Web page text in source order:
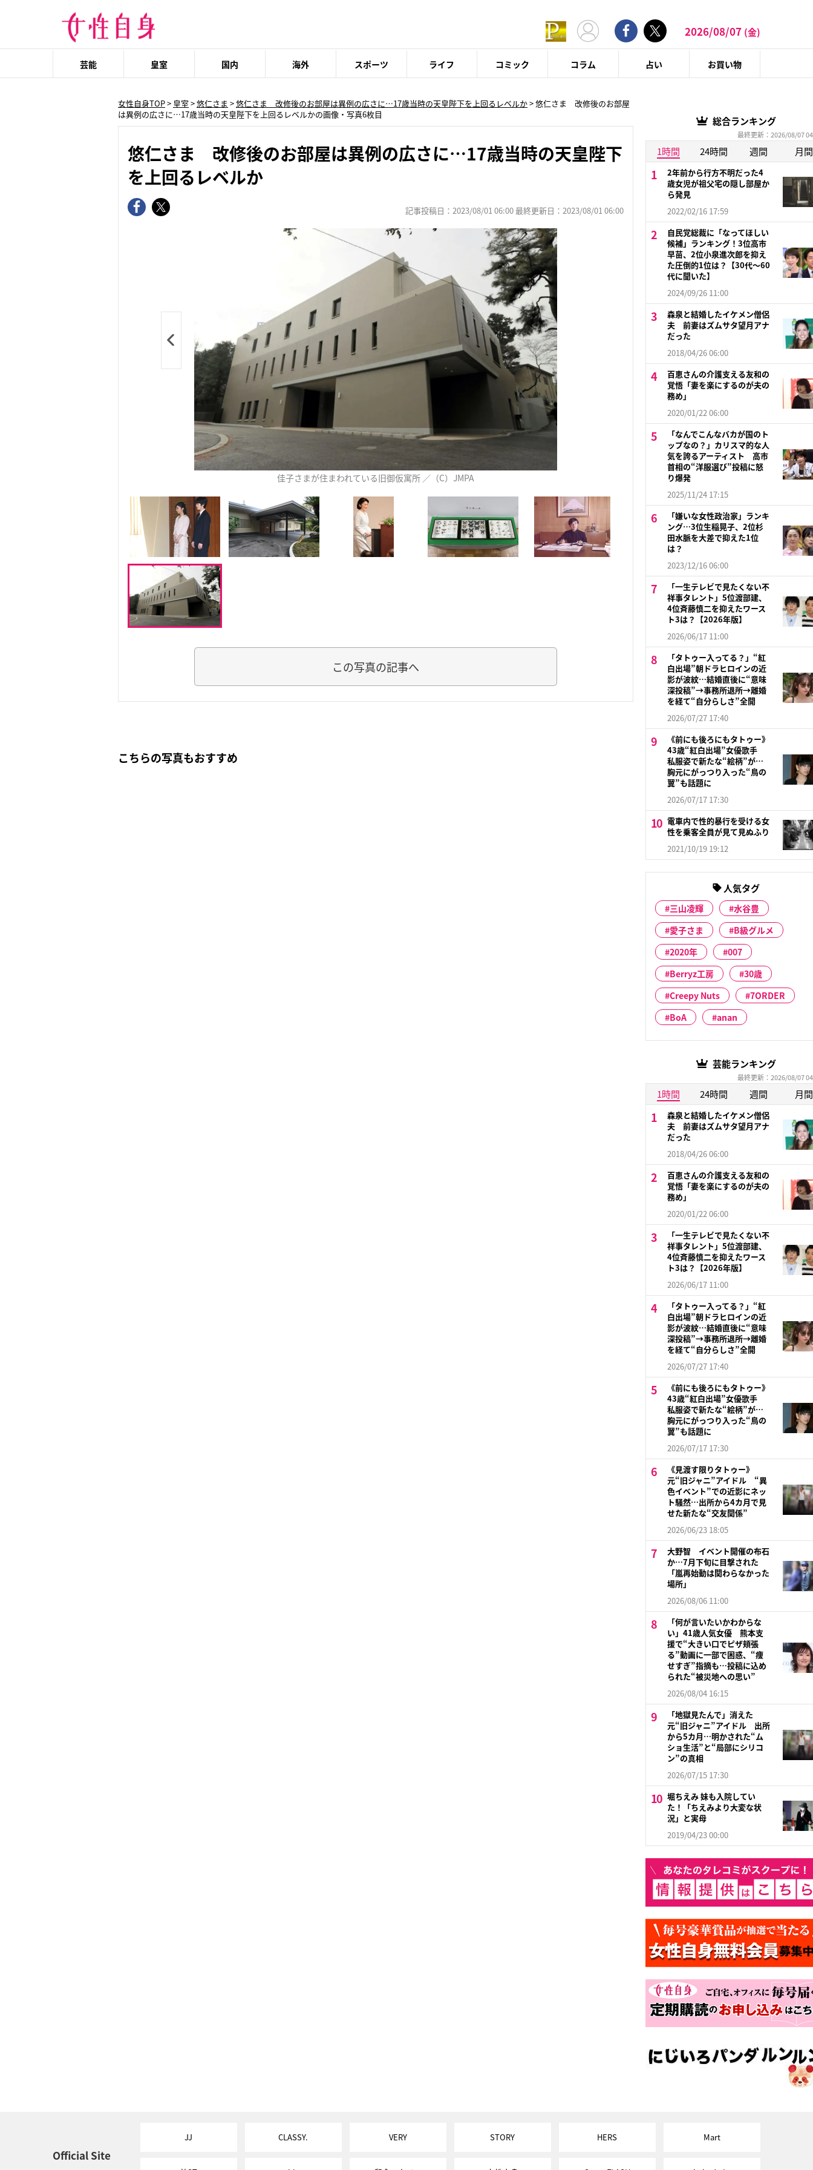
2026/08/07 (金)
芸能 皇室 国内 海外 スポーツ ライフ コミック コラム 占い お買い物
女性自身TOP> 皇室>悠仁さま >悠仁さま 改修後のお部屋は異例の広さに…17歳当時の天皇陛下を上回るレベルか>悠仁さま 改修後のお部屋
は異例の広さに…17歳当時の天皇陛下を上回るレベルかの画像・写真6枚目
悠仁さま 改修後のお部屋は異例の広さに…17歳当時の天皇陛下
を上回るレベルか
記事投稿日：2023/08/01 06:00 最終更新日：2023/08/01 06:00
佳子さまが住まわれている旧御仮寓所 ／（C）JMPA
この写真の記事へ
こちらの写真もおすすめ
総合ランキング
最終更新：2026/08/07
1時間 24時間 週間 月間
2年前から行方不明だった4
歳女児が祖父宅の隠し部屋か
ら発見
2022/02/16 17:59
自民党総裁に「なってほしい
候補」ランキング！3位高市
早苗、2位小泉進次郎を抑え
た圧倒的1位は？【30代〜60
代に聞いた】
2024/09/26 11:00
森泉と結婚したイケメン僧侶
夫 前妻はズムサタ望月アナ
だった
2018/04/26 06:00
百恵さんの介護支える友和の
覚悟「妻を楽にするのが夫の
務め」
2020/01/22 06:00
「なんでこんなバカが国のト
ップなの？」カリスマ的な人
気を誇るアーティスト 高市
首相の“洋服選び”投稿に怒
り爆発
2025/11/24 17:15
「嫌いな女性政治家」ランキ
ング…3位生稲晃子、2位杉
田水脈を大差で抑えた1位
は？
2023/12/16 06:00
「一生テレビで見たくない不
祥事タレント」5位渡部建、
4位斉藤慎二を抑えたワース
ト3は？【2026年版】
2026/06/17 11:00
「タトゥー入ってる？」“紅
白出場”朝ドラヒロインの近
影が波紋…結婚直後に“意味
深投稿”→事務所退所→離婚
を経て“自分らしさ”全開
2026/07/27 17:40
《前にも後ろにもタトゥー》
43歳“紅白出場”女優歌手
私服姿で新たな“絵柄”が…
胸元にがっつり入った“鳥の
翼”も話題に
2026/07/17 17:30
電車内で性的暴行を受ける女
性を乗客全員が見て見ぬふり
2021/10/19 19:12
人気タグ
三山凌輝
水谷豊
愛子さま
B級グルメ
2020年
007
Berryz工房
30歳
Creepy Nuts
7ORDER
BoA
anan
芸能ランキング
最終更新：2026/08/07
1時間 24時間 週間 月間
森泉と結婚したイケメン僧侶
夫 前妻はズムサタ望月アナ
だった
2018/04/26 06:00
百恵さんの介護支える友和の
覚悟「妻を楽にするのが夫の
務め」
2020/01/22 06:00
「一生テレビで見たくない不
祥事タレント」5位渡部建、
4位斉藤慎二を抑えたワース
ト3は？【2026年版】
2026/06/17 11:00
「タトゥー入ってる？」“紅
白出場”朝ドラヒロインの近
影が波紋…結婚直後に“意味
深投稿”→事務所退所→離婚
を経て“自分らしさ”全開
2026/07/27 17:40
《前にも後ろにもタトゥー》
43歳“紅白出場”女優歌手
私服姿で新たな“絵柄”が…
胸元にがっつり入った“鳥の
翼”も話題に
2026/07/17 17:30
《見渡す限りタトゥー》
元“旧ジャニ”アイドル “異
色イベント”での近影にネッ
ト騒然…出所から4カ月で見
せた新たな“交友関係”
2026/06/23 18:05
大野智 イベント開催の布石
か…7月下旬に目撃された
「嵐再始動は関わらなかった
場所」
2026/08/06 11:00
「何が言いたいかわからな
い」41歳人気女優 熊本支
援で“大きい口でピザ頬張
る”動画に一部で困惑、“痩
せすぎ”指摘も…投稿に込め
られた“被災地への思い”
2026/08/04 16:15
「地獄見たんで」消えた
元“旧ジャニ”アイドル 出所
から5カ月…明かされた“ム
ショ生活”と“局部にシリコ
ン”の真相
2026/07/15 17:30
堀ちえみ 妹も入院してい
た！「ちえみより大変な状
況」と実母
2019/04/23 00:00
Official Site
JJ CLASSY. VERY STORY HERS Mart